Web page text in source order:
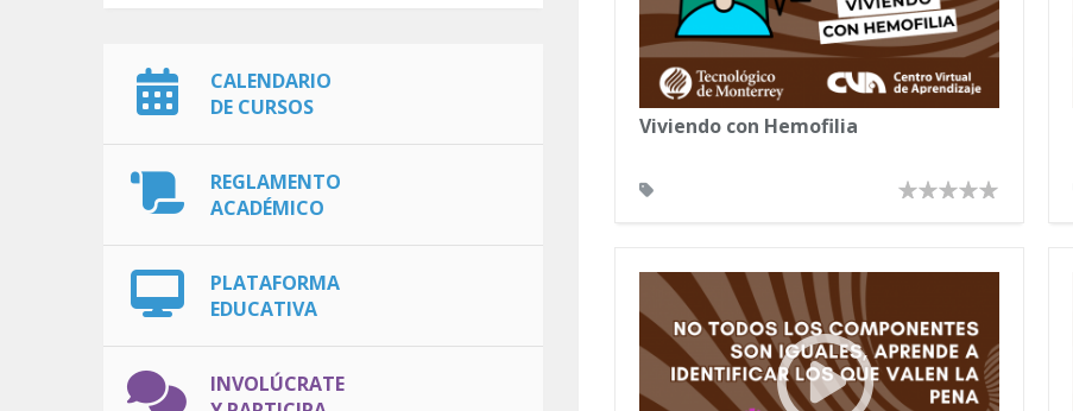
CALENDARIO
DE CURSOS
REGLAMENTO
ACADÉMICO
PLATAFORMA
EDUCATIVA
INVOLÚCRATE
Viviendo con Hemofilia